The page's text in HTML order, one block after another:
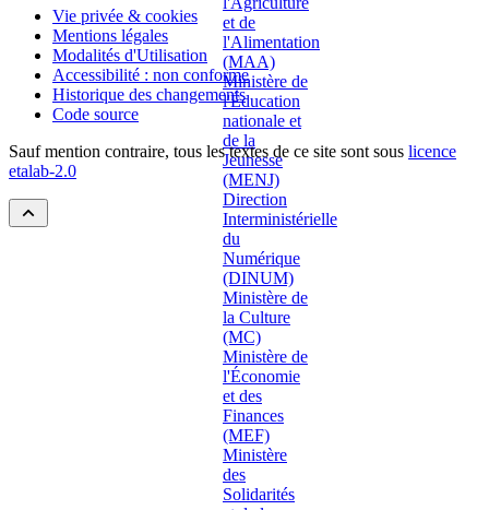
Vie privée & cookies
Mentions légales
Modalités d'Utilisation
Accessibilité : non conforme
Historique des changements
Code source
Sauf mention contraire, tous les textes de ce site sont sous licence
etalab-2.0